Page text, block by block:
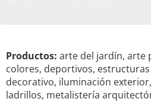
Productos: arte del jardín, arte
colores, deportivos,
decorativo, iluminación
ladrillos, metalistería